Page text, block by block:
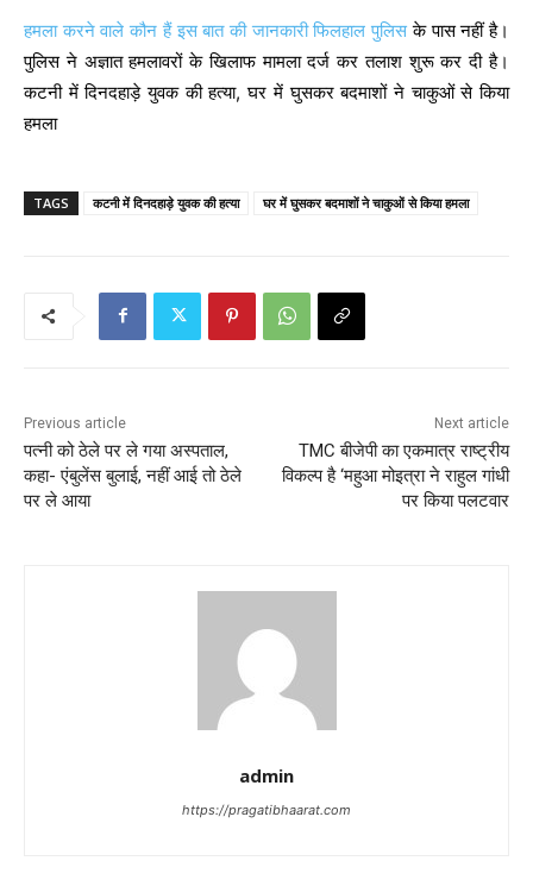
हमला करने वाले कौन हैं इस बात की जानकारी फिलहाल पुलिसके पास नहीं है।
पुलिस ने अज्ञात हमलावरों के खिलाफ मामला दर्ज कर तलाश शुरू कर दी है।
कटनी में दिनदहाड़े युवक की हत्या, घर में घुसकर बदमाशों ने चाकुओं से किया
हमला
TAGS कटनी में दिनदहाड़े युवक की हत्या घर में घुसकर बदमाशों ने चाकुओं से किया हमला
Previous article
पत्नी को ठेले पर ले गया अस्पताल,
कहा- एंबुलेंस बुलाई, नहीं आई तो ठेले
पर ले आया
Next article
TMC बीजेपी का एकमात्र राष्ट्रीय
विकल्प है ‘महुआ मोइत्रा ने राहुल गांधी
पर किया पलटवार
admin
https://pragatibhaarat.com